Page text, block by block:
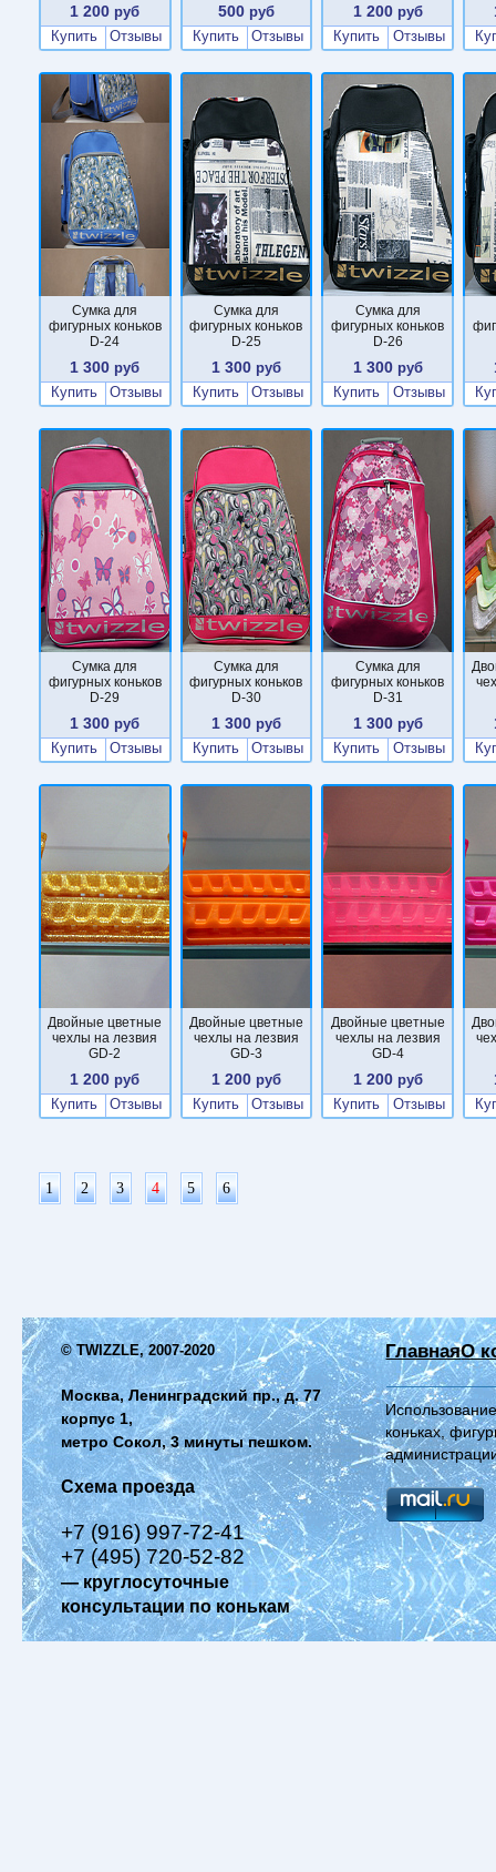
1 200 руб
Купить
Отзывы
500 руб
Купить
Отзывы
1 200руб
Купить
Отзывы
Сумка для
фигурных коньков
D-24
1 300 руб
Купить
Отзывы
Сумка для
фигурных коньков
D-25
1 300 руб
Купить
Отзывы
Сумка для
фигурных коньков
D-26
1 300руб
Купить
Отзывы
Сумка для
фигурных коньков
D-29
1 300 руб
Купить
Отзывы
Сумка для
фигурных коньков
D-30
1 300 руб
Купить
Отзывы
Сумка для
фигурных коньков
D-31
1 300руб
Купить
Отзывы
Двойные цветные
чехлы на лезвия
GD-2
1 200 руб
Купить
Отзывы
Двойные цветные
чехлы на лезвия
GD-3
1 200 руб
Купить
Отзывы
Двойные цветные
чехлы на лезвия
GD-4
1 200руб
Купить
Отзывы
1 2 3 4 5 6
© TWIZZLE, 2007-2020
Москва, Ленинградский пр., д. 77
корпус 1,
метро Сокол, 3 минуты пешком.
Схема проезда
+7 (916) 997-72-41
+7 (495) 720-52-82
— круглосуточные
консультации по конькам
ГлавнаяО
коньках,